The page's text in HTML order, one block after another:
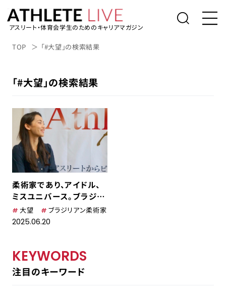
アスリート・体育会学生のためのキャリアマガジン
TOP 「#大望」の検索結果
「#大望」の検索結果
柔術家であり、アイドル、
ミスユニバース。ブラジリ
アン柔術を広めたい一心
で。大望
大望 ブラジリアン柔術家
2025.06.20
KEYWORDS
注目のキーワード
トップ
桑田真澄の「人生の勝利投手になるため
に」
アスリートライブについて
アスリートのキャリアインタビュー
表彰台の降り方。
アルバイト/業務委託を探す
採用担当の方はこちら